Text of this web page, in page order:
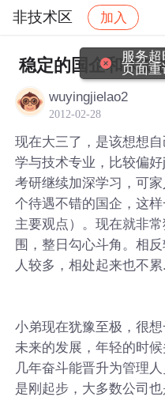
非技术区 加入
社区 非技术区 帖
稳定的国企和未知
wuyingjielao2
2012-02-28
现在大三了，是该想想
学与技术专业，比较偏
考研继续加深学习，可
个待遇不错的国企，这
主要观点）。现在就非
围，整日勾心斗角。相
人较多，相处起来也不
小弟现在犹豫至极，很
未来的发展，年轻的时
几年奋斗能晋升为管理
是刚起步，大多数公司
服务
页面重